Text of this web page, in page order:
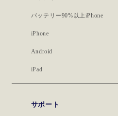
バッテリー90%以上iPhone
iPhone
Android
iPad
サポート